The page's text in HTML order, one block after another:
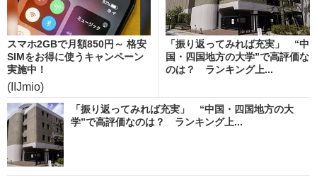
スマホ2GBで月額850円～ 格安
SIMをお得に使うキャンペーン
実施中！
(IIJmio)
「振り返ってみれば充実」 “中
国・四国地方の大学”で高評価な
のは？ ランキング上...
「振り返ってみれば充実」 “中国・四国地方の大
学”で高評価なのは？ ランキング上...